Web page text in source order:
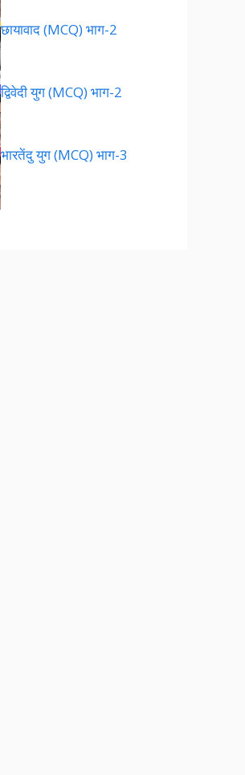
छायावाद (MCQ) भाग-2
द्विवेदी युग (MCQ) भाग-2
भारतेंदु युग (MCQ) भाग-3